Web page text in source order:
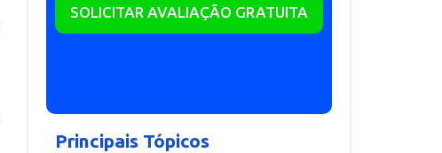
SOLICITAR AVALIAÇÃO GRATUITA
Principais Tópicos